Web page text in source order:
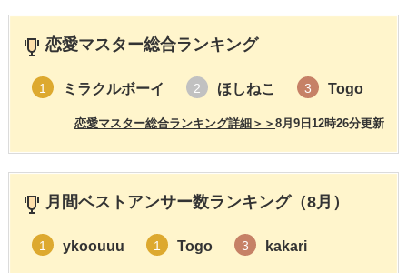
恋愛マスター総合ランキング
1 ミラクルボーイ 2 ほしねこ 3 Togo
8月9日12時26分更新
恋愛マスター総合ランキング詳細＞＞
月間ベストアンサー数ランキング（8月）
1 ykoouuu 1 Togo 3 kakari